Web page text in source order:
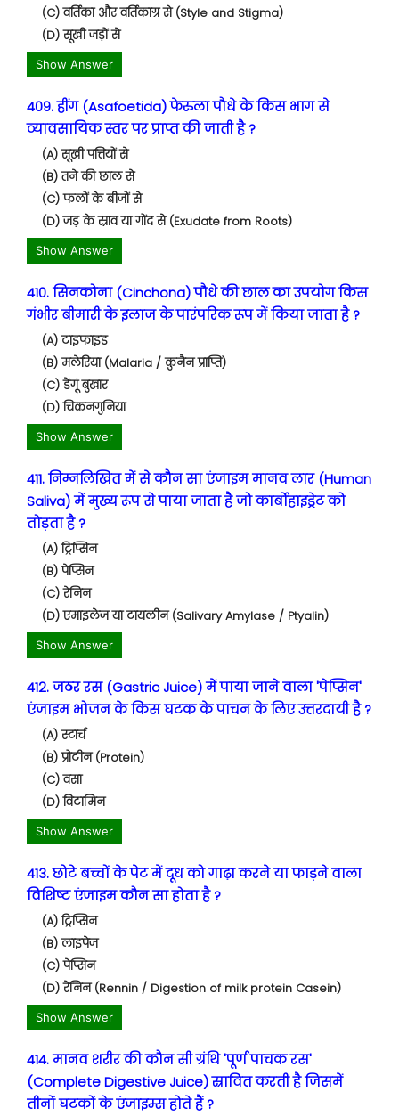
(C) वर्तिका और वर्तिकाग्र से (Style and Stigma)
(D) सूखी जड़ों से
Show Answer
409. हींग (Asafoetida) फेरुला पौधे के किस भाग से
व्यावसायिक स्तर पर प्राप्त की जाती है ?
(A) सूखी पत्तियों से
(B) तने की छाल से
(C) फलों के बीजों से
(D) जड़ के स्राव या गोंद से (Exudate from Roots)
Show Answer
410. सिनकोना (Cinchona) पौधे की छाल का उपयोग किस
गंभीर बीमारी के इलाज के पारंपरिक रूप में किया जाता है ?
(A) टाइफाइड
(B) मलेरिया (Malaria / कुनैन प्राप्ति)
(C) डेंगूं बुखार
(D) चिकनगुनिया
Show Answer
411. निम्नलिखित में से कौन सा एंजाइम मानव लार (Human
Saliva) में मुख्य रूप से पाया जाता है जो कार्बोहाइड्रेट को
तोड़ता है ?
(A) ट्रिप्सिन
(B) पेप्सिन
(C) रेनिन
(D) एमाइलेज या टायलीन (Salivary Amylase / Ptyalin)
Show Answer
412. जठर रस (Gastric Juice) में पाया जाने वाला 'पेप्सिन'
एंजाइम भोजन के किस घटक के पाचन के लिए उत्तरदायी है ?
(A) स्टार्च
(B) प्रोटीन (Protein)
(C) वसा
(D) विटामिन
Show Answer
413. छोटे बच्चों के पेट में दूध को गाढ़ा करने या फाड़ने वाला
विशिष्ट एंजाइम कौन सा होता है ?
(A) ट्रिप्सिन
(B) लाइपेज
(C) पेप्सिन
(D) रेनिन (Rennin / Digestion of milk protein Casein)
Show Answer
414. मानव शरीर की कौन सी ग्रंथि 'पूर्ण पाचक रस'
(Complete Digestive Juice) स्रावित करती है जिसमें
तीनों घटकों के एंजाइम्स होते हैं ?